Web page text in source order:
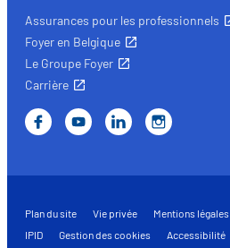
Assurances pour les professionnels
Foyer en Belgique
Le Groupe Foyer
Carrière
Plan du site Vie privée Mentions légales
IPID
Gestion des cookies Accessibilité